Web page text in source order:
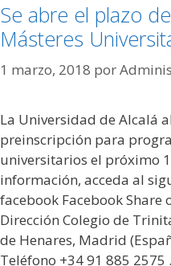
Se abre el plazo
Másteres
1 marzo, 2018 por
La Universidad de Alcalá
preinscripción para
universitarios el próximo
información, acceda al
facebook Facebook
Dirección Colegio de
de Henares, Madrid
Teléfono +34 91 885 2575